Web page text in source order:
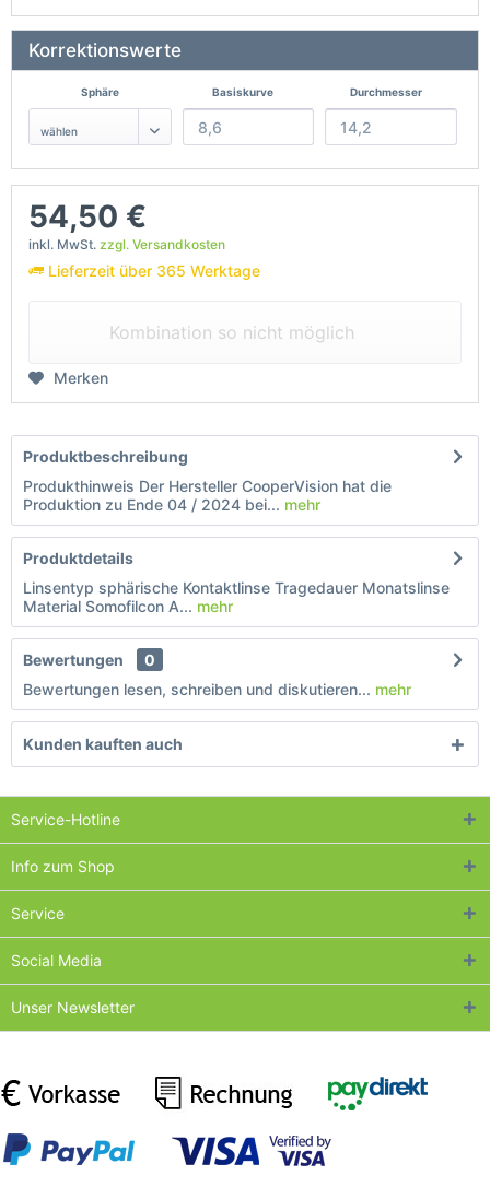
Korrektionswerte
Sphäre Basiskurve Durchmesser
54,50 €
inkl. MwSt. zzgl. Versandkosten
Lieferzeit über 365 Werktage
Kombination so nicht möglich
Merken
Produktbeschreibung
Produkthinweis Der Hersteller CooperVision hat die
Produktion zu Ende 04 / 2024 bei... mehr
Produktdetails
Linsentyp sphärische Kontaktlinse Tragedauer Monatslinse
Material Somofilcon A... mehr
Bewertungen
0
Bewertungen lesen, schreiben und diskutieren... mehr
Kunden kauften auch
Service-Hotline
Info zum Shop
Service
Social Media
Unser Newsletter